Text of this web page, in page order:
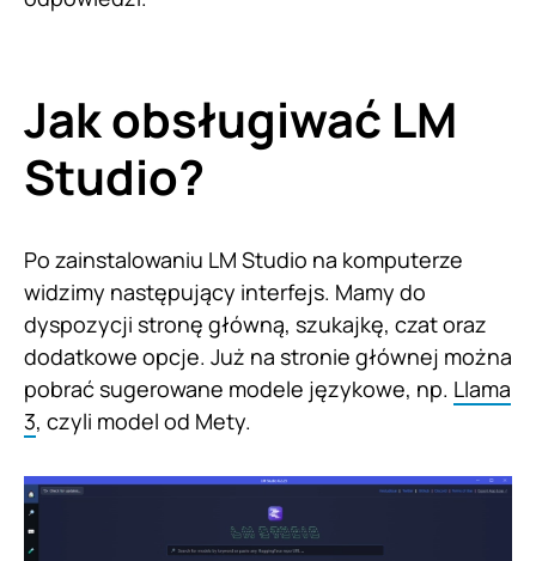
Jak obsługiwać LM
Studio?
Po zainstalowaniu LM Studio na komputerze
widzimy następujący interfejs. Mamy do
dyspozycji stronę główną, szukajkę, czat oraz
dodatkowe opcje. Już na stronie głównej można
pobrać sugerowane modele językowe, np. Llama
3, czyli model od Mety.